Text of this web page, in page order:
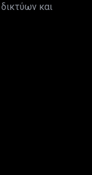
και